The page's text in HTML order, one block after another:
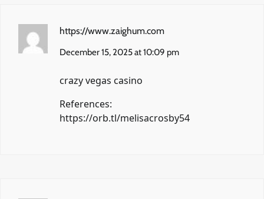
https://www.zaighum.com
December 15, 2025 at 10:09 pm
crazy vegas casino
References:
https://orb.tl/melisacrosby54